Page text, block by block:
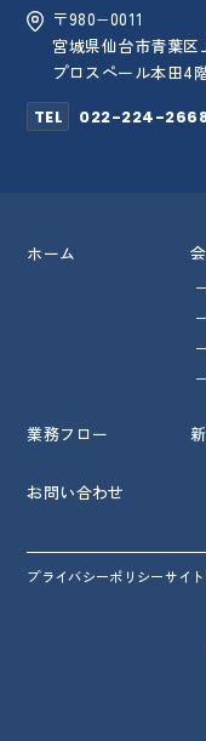
〒980−0011
宮城県仙台市青葉区
プロスペール本田4
TEL
022-224-
ホーム
業務フロー
お問い合わせ
プライバシーポリシーサイ